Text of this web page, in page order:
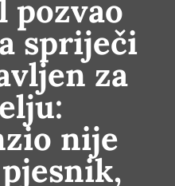
pozvao
spriječi
za
nije